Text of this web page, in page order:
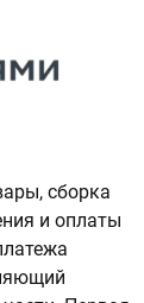
сборка
и оплаты